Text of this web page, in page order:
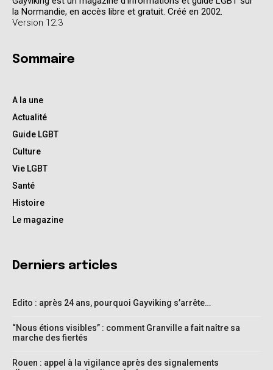
la Normandie, en accès libre et gratuit. Créé en 2002.
Version 12.3
Sommaire
A la une
Actualité
Guide LGBT
Culture
Vie LGBT
Santé
Histoire
Le magazine
Derniers articles
Edito : après 24 ans, pourquoi Gayviking s’arrête…
“Nous étions visibles” : comment Granville a fait naître sa
marche des fiertés
Rouen : appel à la vigilance après des signalements